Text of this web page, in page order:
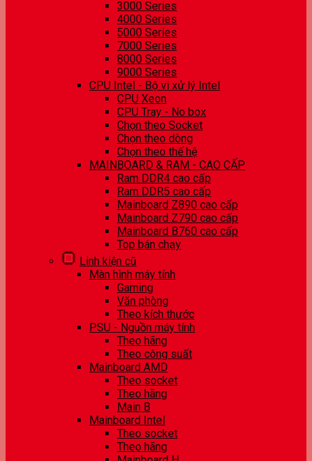
3000 Series
4000 Series
5000 Series
7000 Series
8000 Series
9000 Series
CPU Intel - Bộ vi xử lý Intel
CPU Xeon
CPU Tray - No box
Chọn theo Socket
Chọn theo dòng
Chọn theo thế hệ
MAINBOARD & RAM - CAO CẤP
Ram DDR4 cao cấp
Ram DDR5 cao cấp
Mainboard Z890 cao cấp
Mainboard Z790 cao cấp
Mainboard B760 cao cấp
Top bán chạy
Linh kiện cũ
Màn hình máy tính
Gaming
Văn phòng
Theo kích thước
PSU - Nguồn máy tính
Theo hãng
Theo công suất
Mainboard AMD
Theo socket
Theo hãng
Main B
Mainboard Intel
Theo socket
Theo hãng